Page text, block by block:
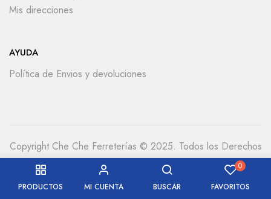
PRODUCTOS MI CUENTA BUSCAR
0
FAVORITOS
Mis direcciones
AYUDA
Política de Envios y devoluciones
Copyright Che Che Ferreterías © 2025. Todos los Derechos
Reservados